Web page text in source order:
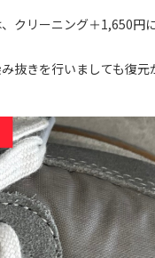
クリーニング＋1,650円
み抜きを行いましても復